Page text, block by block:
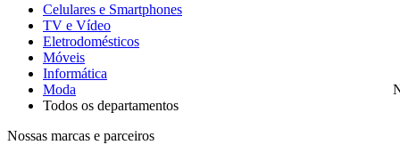
Celulares e Smartphones
TV e Vídeo
Eletrodomésticos
Móveis
Informática
Moda
Todos os departamentos
Nossas marcas e parceiros